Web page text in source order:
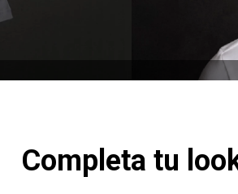
Completa tu